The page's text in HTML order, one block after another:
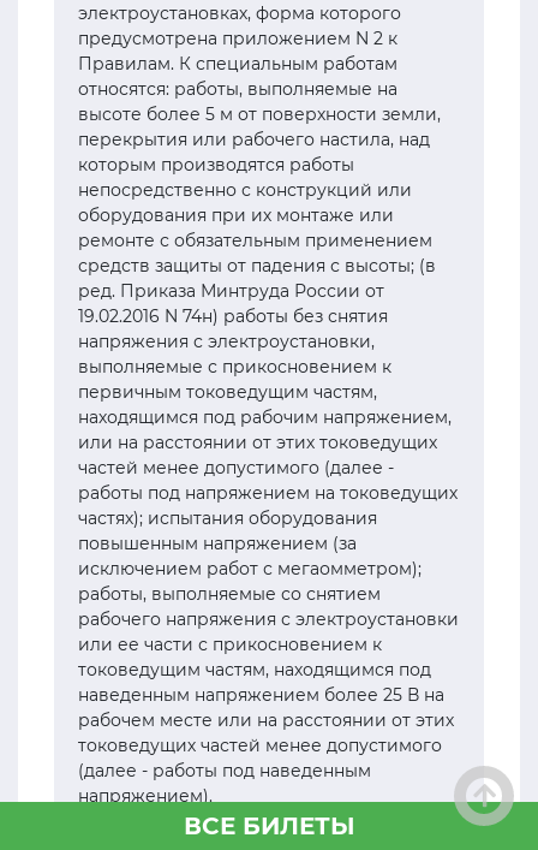
электроустановках, форма которого
предусмотрена приложением N 2 к
Правилам. К специальным работам
относятся: работы, выполняемые на
высоте более 5 м от поверхности земли,
перекрытия или рабочего настила, над
которым производятся работы
непосредственно с конструкций или
оборудования при их монтаже или
ремонте с обязательным применением
средств защиты от падения с высоты; (в
ред. Приказа Минтруда России от
19.02.2016 N 74н) работы без снятия
напряжения с электроустановки,
выполняемые с прикосновением к
первичным токоведущим частям,
находящимся под рабочим напряжением,
или на расстоянии от этих токоведущих
частей менее допустимого (далее -
работы под напряжением на токоведущих
частях); испытания оборудования
повышенным напряжением (за
исключением работ с мегаомметром);
работы, выполняемые со снятием
рабочего напряжения с электроустановки
или ее части с прикосновением к
токоведущим частям, находящимся под
наведенным напряжением более 25 В на
рабочем месте или на расстоянии от этих
токоведущих частей менее допустимого
(далее - работы под наведенным
напряжением).
ВСЕ БИЛЕТЫ